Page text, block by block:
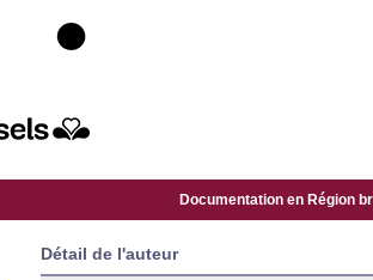
Documentation en Région
Détail de l'auteur